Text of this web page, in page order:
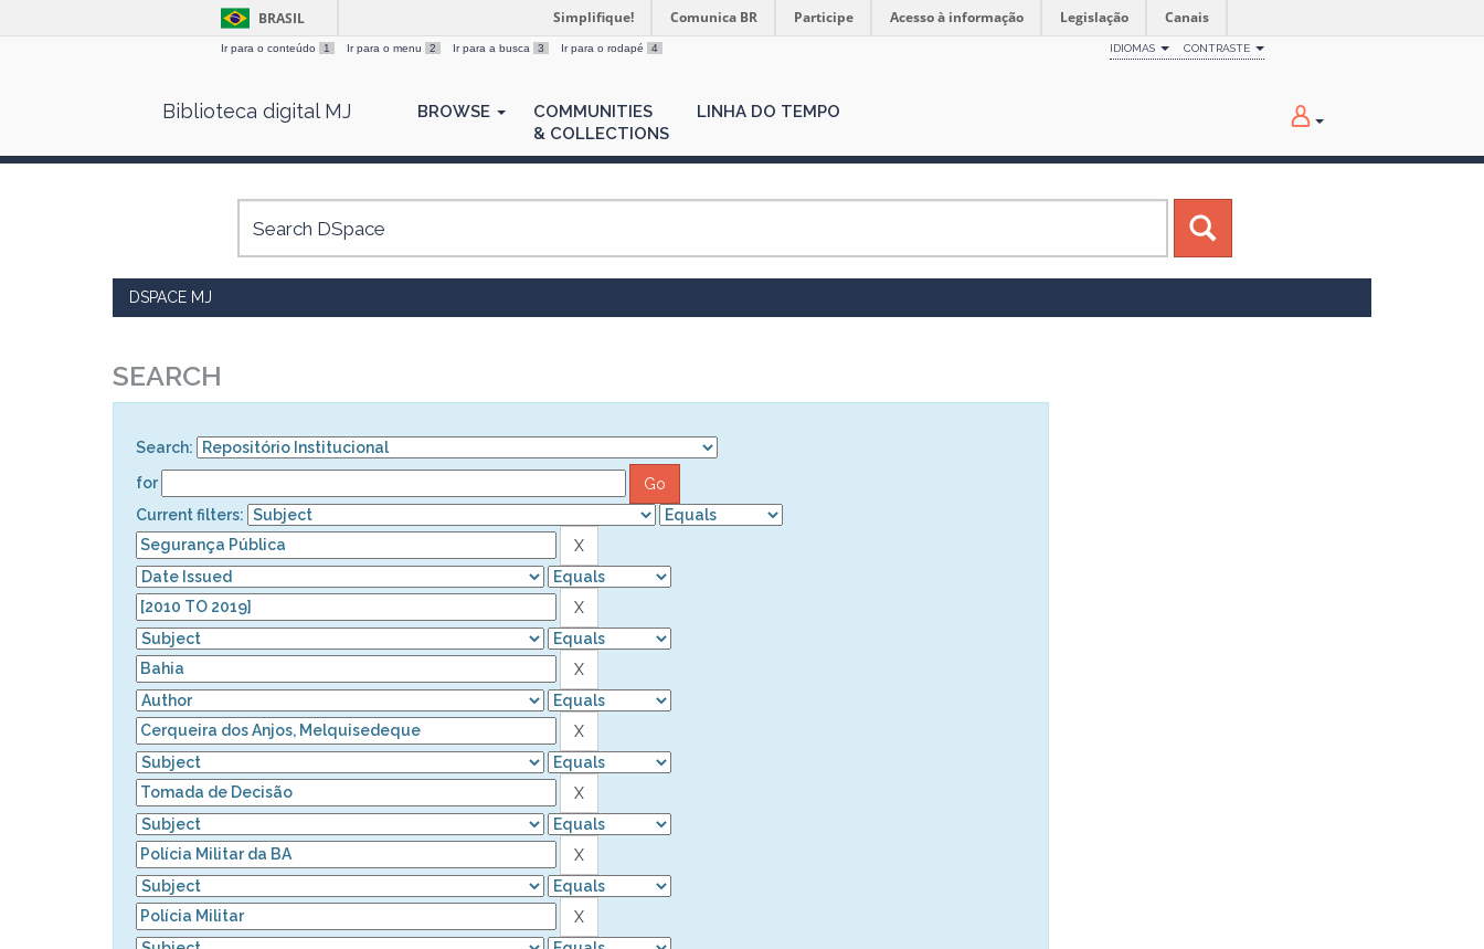
BRASIL Simplifique! Comunica BR Participe Acesso à informação Legislação Canais
Ir para o conteúdo 1 Ir para o menu 2 Ir para a busca 3 Ir para o rodapé 4 IDIOMAS CONTRASTE
Biblioteca digital MJ BROWSE
COMMUNITIES
& COLLECTIONS
LINHA DO TEMPO
DSPACE MJ
SEARCH
Search:
for
Current filters: